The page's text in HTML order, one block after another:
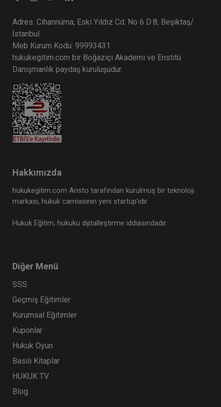
Adres: Cihannüma, Eski Yıldız Cd. No 6 D:8, Beşiktaş/
İstanbul
Meb Kurum Kodu: 99993431
hukukegitim.com bir Boğaziçi Akademi ve Enstitü
Danışmanlık paydaş kuruluşudur.
Hakkımızda
hukukegitim.com Aristo tarafından kurulmuş bir teknoloji
markası, hukuk camiasının yeni startup’ıdır.
Hukuk Eğitim, hukuku dijitalleştirme iddiasındadır.
Diğer Menü
SSS
Geçmiş Eğitimler
Kurumsal Eğitimler
Kuponlar
Hukuk Oyun
Basılı Kitaplar
HUKUK TV
Blog